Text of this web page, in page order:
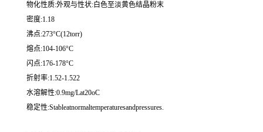
物化性质:外观与性状:白色至淡黄色结晶粉末
密度:1.18
沸点:273°C(12torr)
熔点:104-106°C
闪点:176-178°C
折射率:1.52-1.522
水溶解性:0.9mg/Lat20oC
稳定性:Stableatnormaltemperaturesandpressures.